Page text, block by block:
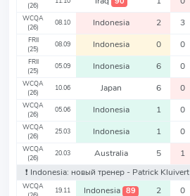
(26)
WCQA
(26)
08.10 Indonesia 2 3
FRII
(25)
08.09 Indonesia 0 0
FRII
(25)
05.09 Indonesia 6 0
WCQA
(26)
10.06 Japan 6 0
WCQA
(26)
05.06 Indonesia 1 0
WCQA
(26)
25.03 Indonesia 1 0
WCQA
(26)
20.03 Australia 5 1
❗️ Indonesia: новый тренер - Patrick Kluivert
WCQA
19.11 Indonesia 89 2 0